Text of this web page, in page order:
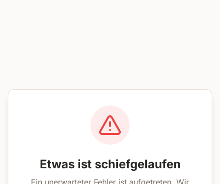
Etwas ist schiefgelaufen
Ein unerwarteter Fehler ist aufgetreten. Wir